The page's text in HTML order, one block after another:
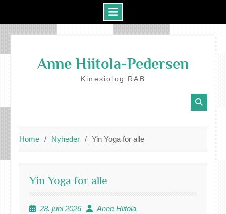
contentAnne Hiitola-Pedersen
Kinesiolog RAB
Home Nyheder Yin Yoga for alle
Yin Yoga for alle
28. juni 2026 Anne Hiitola